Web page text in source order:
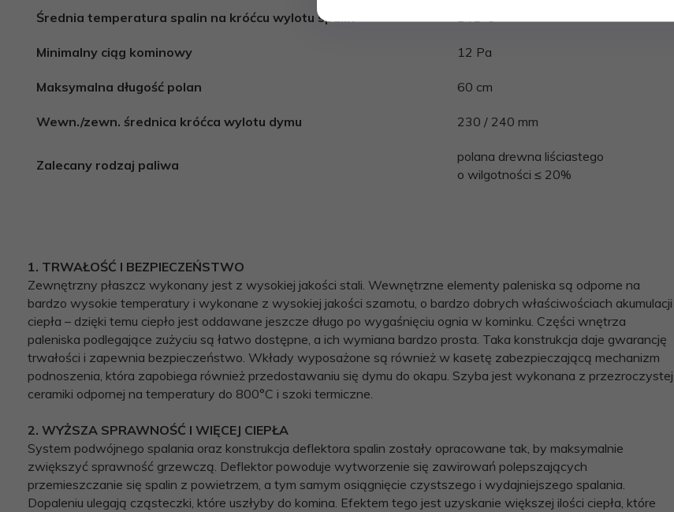
Średnia temperatura spalin na króćcu wylotu spalin 241°C
Minimalny ciąg kominowy 12 Pa
Maksymalna długość polan 60 cm
Wewn./zewn. średnica króćca wylotu dymu 230 / 240 mm
Zalecany rodzaj paliwa
polana drewna liściastego
o wilgotności ≤ 20%
1. TRWAŁOŚĆ I BEZPIECZEŃSTWO
Zewnętrzny płaszcz wykonany jest z wysokiej jakości stali. Wewnętrzne elementy paleniska są odporne na
bardzo wysokie temperatury i wykonane z wysokiej jakości szamotu, o bardzo dobrych właściwościach akumulacji
ciepła – dzięki temu ciepło jest oddawane jeszcze długo po wygaśnięciu ognia w kominku. Części wnętrza
paleniska podlegające zużyciu są łatwo dostępne, a ich wymiana bardzo prosta. Taka konstrukcja daje gwarancję
trwałości i zapewnia bezpieczeństwo. Wkłady wyposażone są również w kasetę zabezpieczającą mechanizm
podnoszenia, która zapobiega również przedostawaniu się dymu do okapu. Szyba jest wykonana z przezroczystej
ceramiki odpornej na temperatury do 800°C i szoki termiczne.
2. WYŻSZA SPRAWNOŚĆ I WIĘCEJ CIEPŁA
System podwójnego spalania oraz konstrukcja deflektora spalin zostały opracowane tak, by maksymalnie
zwiększyć sprawność grzewczą. Deflektor powoduje wytworzenie się zawirowań polepszających
przemieszczanie się spalin z powietrzem, a tym samym osiągnięcie czystszego i wydajniejszego spalania.
Dopaleniu ulegają cząsteczki, które uszłyby do komina. Efektem tego jest uzyskanie większej ilości ciepła, które